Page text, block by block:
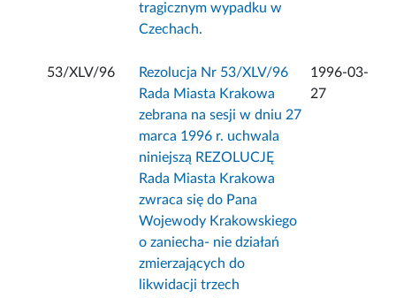
tragicznym wypadku w
Czechach.
53/XLV/96
Rezolucja Nr 53/XLV/96
Rada Miasta Krakowa
zebrana na sesji w dniu 27
marca 1996 r. uchwala
niniejszą REZOLUCJĘ
Rada Miasta Krakowa
zwraca się do Pana
Wojewody Krakowskiego
o zaniecha- nie działań
zmierzających do
likwidacji trzech
1996-03-
27